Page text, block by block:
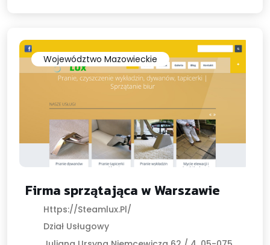
Województwo Mazowieckie
Firma sprzątająca w Warszawie
Https://steamlux.pl/
Dział Usługowy